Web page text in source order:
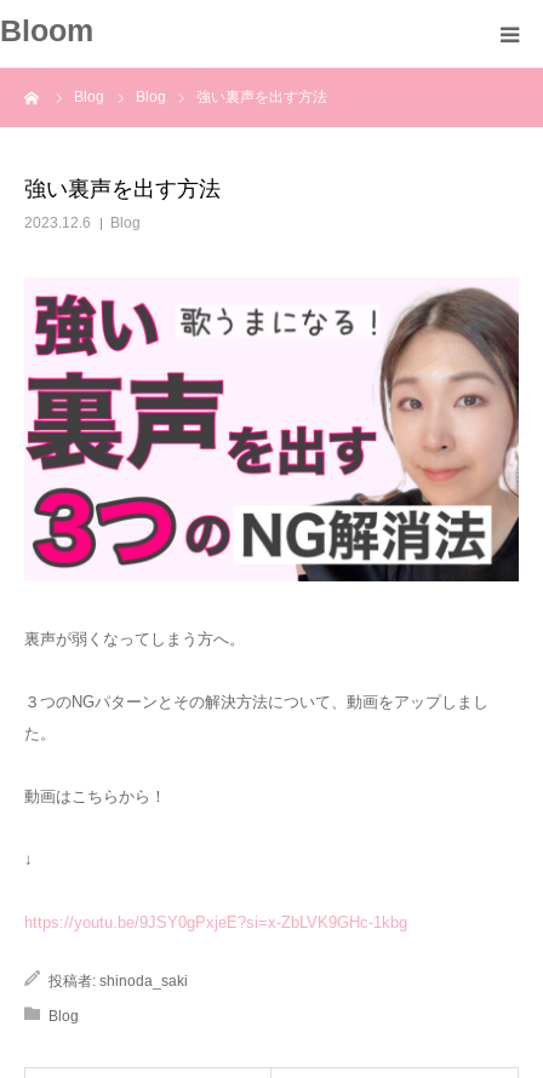
Bloom
Blog Blog 強い裏声を出す方法
強い裏声を出す方法
2023.12.6 Blog
裏声が弱くなってしまう方へ。
３つのNGパターンとその解決方法について、動画をアップしまし
た。
動画はこちらから！
↓
https://youtu.be/9JSY0gPxjeE?si=x-ZbLVK9GHc-1kbg
投稿者: shinoda_saki
Blog
About
Voice
Blog
Information
Contact